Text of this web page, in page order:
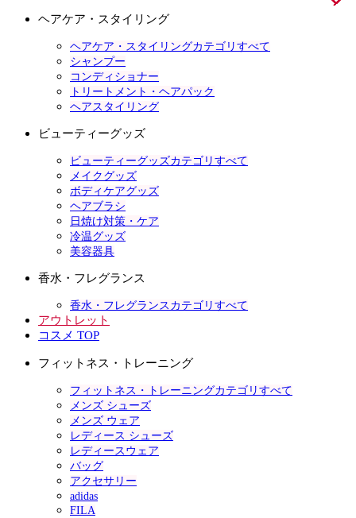
ヘアケア・スタイリング
ヘアケア・スタイリングカテゴリすべて
シャンプー
コンディショナー
トリートメント・ヘアパック
ヘアスタイリング
ビューティーグッズ
ビューティーグッズカテゴリすべて
メイクグッズ
ボディケアグッズ
ヘアブラシ
日焼け対策・ケア
冷温グッズ
美容器具
香水・フレグランス
香水・フレグランスカテゴリすべて
アウトレット
コスメ TOP
フィットネス・トレーニング
フィットネス・トレーニングカテゴリすべて
メンズ シューズ
メンズ ウェア
レディース シューズ
レディースウェア
バッグ
アクセサリー
adidas
FILA